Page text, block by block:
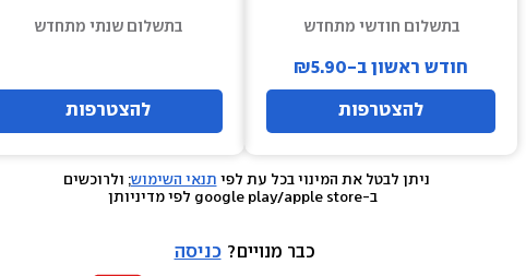
בתשלום חודשי מתחדש
חודש ראשון ב-₪5.90
להצטרפות
בתשלום שנתי מתחדש
להצטרפות
ניתן לבטל את המינוי בכל עת לפי תנאי השימוש; ולרוכשים
כבר מנויים? כניסה